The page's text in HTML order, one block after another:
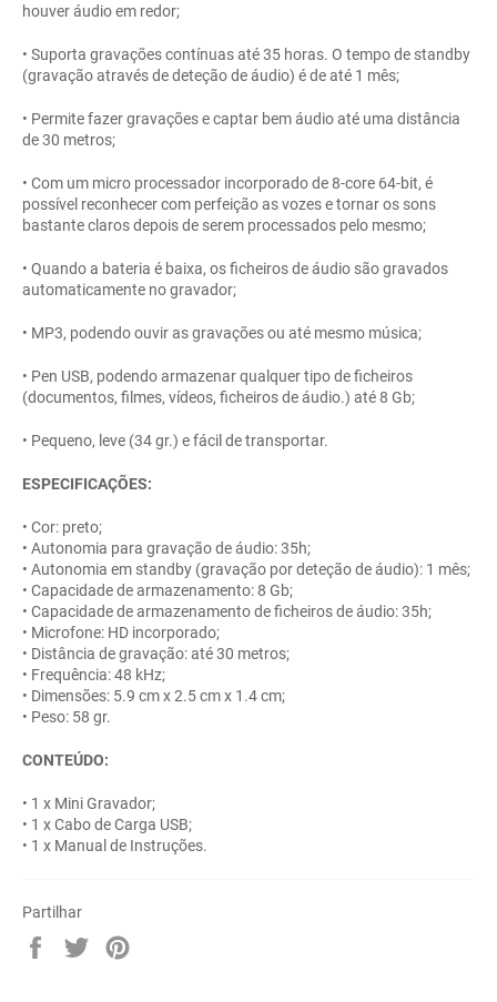
houver áudio em redor;
• Suporta gravações contínuas até 35 horas. O tempo de standby
(gravação através de deteção de áudio) é de até 1 mês;
• Permite fazer gravações e captar bem áudio até uma distância
de 30 metros;
• Com um micro processador incorporado de 8-core 64-bit, é
possível reconhecer com perfeição as vozes e tornar os sons
bastante claros depois de serem processados pelo mesmo;
• Quando a bateria é baixa, os ficheiros de áudio são gravados
automaticamente no gravador;
• MP3, podendo ouvir as gravações ou até mesmo música;
• Pen USB, podendo armazenar qualquer tipo de ficheiros
(documentos, filmes, vídeos, ficheiros de áudio.) até 8 Gb;
• Pequeno, leve (34 gr.) e fácil de transportar.
ESPECIFICAÇÕES:
• Cor: preto;
• Autonomia para gravação de áudio: 35h;
• Autonomia em standby (gravação por deteção de áudio): 1 mês;
• Capacidade de armazenamento: 8 Gb;
• Capacidade de armazenamento de ficheiros de áudio: 35h;
• Microfone: HD incorporado;
• Distância de gravação: até 30 metros;
• Frequência: 48 kHz;
• Dimensões: 5.9 cm x 2.5 cm x 1.4 cm;
• Peso: 58 gr.
CONTEÚDO:
• 1 x Mini Gravador;
• 1 x Cabo de Carga USB;
• 1 x Manual de Instruções.
Partilhar
Partilhe Twittar